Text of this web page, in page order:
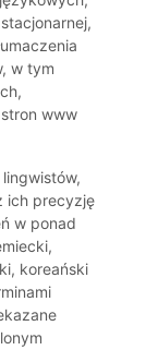
w tym
www
ich precyzję
w ponad
koreański